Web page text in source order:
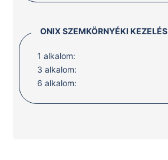
ONIX SZEMKÖRNYÉKI KEZELÉS
1 alkalom:
3 alkalom:
6 alkalom: